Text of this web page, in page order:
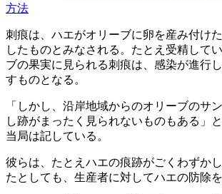
方法
刺痕は、ハエがオリーブに卵を産み付け
したものとみなされる。たとえ受精して
ブの果実に見られる刺痕は、感染が進行
すものとなる。
「 しかし、沿岸地域からのオリーブのサ
し跡がまったく見られないものもある」
当局は記している。
彼らは、たとえハエの痕跡がごくわずか
たとしても、生産者に対してハエの防除